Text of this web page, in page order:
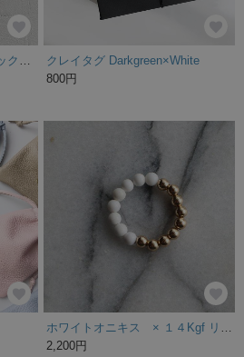
クレイタグ Darkgreen×White
800円
2,200円